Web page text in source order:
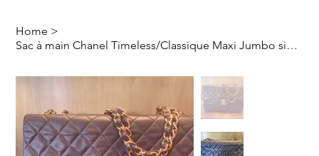
Home >
Sac à main Chanel Timeless/Classique Maxi Jumbo single flap